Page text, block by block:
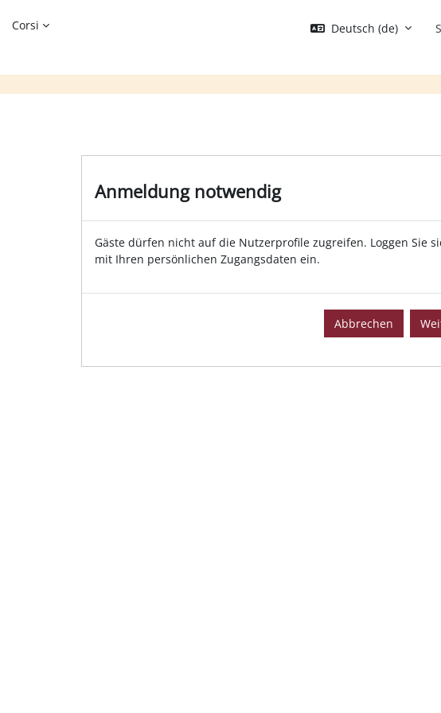
Corsi Deutsch ‎(de)‎
Anmeldung notwendig
Gäste dürfen nicht auf die Nutzerprofile zugreifen. Loggen Sie
mit Ihren persönlichen Zugangsdaten ein.
Abbrechen